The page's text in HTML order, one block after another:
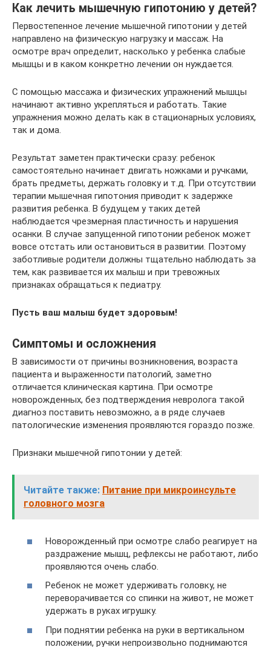
Как лечить мышечную гипотонию у детей?
Первостепенное лечение мышечной гипотонии у детей
направлено на физическую нагрузку и массаж. На
осмотре врач определит, насколько у ребенка слабые
мышцы и в каком конкретно лечении он нуждается.
С помощью массажа и физических упражнений мышцы
начинают активно укрепляться и работать. Такие
упражнения можно делать как в стационарных условиях,
так и дома.
Результат заметен практически сразу: ребенок
самостоятельно начинает двигать ножками и ручками,
брать предметы, держать головку и т.д. При отсутствии
терапии мышечная гипотония приводит к задержке
развития ребенка. В будущем у таких детей
наблюдается чрезмерная пластичность и нарушения
осанки. В случае запущенной гипотонии ребенок может
вовсе отстать или остановиться в развитии. Поэтому
заботливые родители должны тщательно наблюдать за
тем, как развивается их малыш и при тревожных
признаках обращаться к педиатру.
Пусть ваш малыш будет здоровым!
Симптомы и осложнения
В зависимости от причины возникновения, возраста
пациента и выраженности патологий, заметно
отличается клиническая картина. При осмотре
новорожденных, без подтверждения невролога такой
диагноз поставить невозможно, а в ряде случаев
патологические изменения проявляются гораздо позже.
Признаки мышечной гипотонии у детей:
Читайте также: Питание при микроинсульте
головного мозга
Новорожденный при осмотре слабо реагирует на
раздражение мышц, рефлексы не работают, либо
проявляются очень слабо.
Ребенок не может удерживать головку, не
переворачивается со спинки на живот, не может
удержать в руках игрушку.
При поднятии ребенка на руки в вертикальном
положении, ручки непроизвольно поднимаются